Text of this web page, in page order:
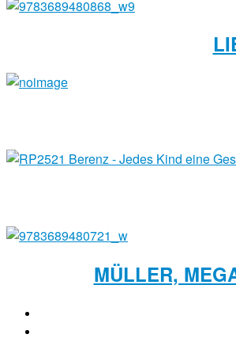
MÜLLER,